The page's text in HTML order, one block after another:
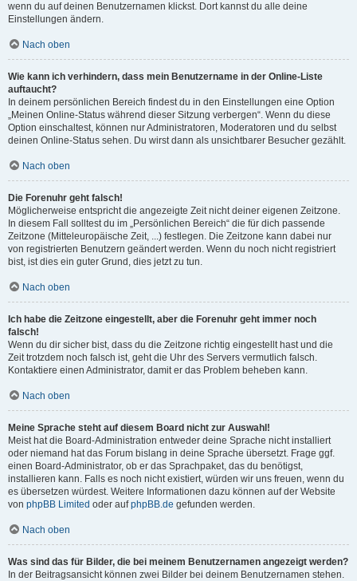
wenn du auf deinen Benutzernamen klickst. Dort kannst du alle deine
Einstellungen ändern.
Nach oben
Wie kann ich verhindern, dass mein Benutzername in der Online-Liste
auftaucht?
In deinem persönlichen Bereich findest du in den Einstellungen eine Option
„Meinen Online-Status während dieser Sitzung verbergen“. Wenn du diese
Option einschaltest, können nur Administratoren, Moderatoren und du selbst
deinen Online-Status sehen. Du wirst dann als unsichtbarer Besucher gezählt.
Nach oben
Die Forenuhr geht falsch!
Möglicherweise entspricht die angezeigte Zeit nicht deiner eigenen Zeitzone.
In diesem Fall solltest du im „Persönlichen Bereich“ die für dich passende
Zeitzone (Mitteleuropäische Zeit, ...) festlegen. Die Zeitzone kann dabei nur
von registrierten Benutzern geändert werden. Wenn du noch nicht registriert
bist, ist dies ein guter Grund, dies jetzt zu tun.
Nach oben
Ich habe die Zeitzone eingestellt, aber die Forenuhr geht immer noch
falsch!
Wenn du dir sicher bist, dass du die Zeitzone richtig eingestellt hast und die
Zeit trotzdem noch falsch ist, geht die Uhr des Servers vermutlich falsch.
Kontaktiere einen Administrator, damit er das Problem beheben kann.
Nach oben
Meine Sprache steht auf diesem Board nicht zur Auswahl!
Meist hat die Board-Administration entweder deine Sprache nicht installiert
oder niemand hat das Forum bislang in deine Sprache übersetzt. Frage ggf.
einen Board-Administrator, ob er das Sprachpaket, das du benötigst,
installieren kann. Falls es noch nicht existiert, würden wir uns freuen, wenn du
es übersetzen würdest. Weitere Informationen dazu können auf der Website
von phpBB Limited oder aufphpBB.de gefunden werden.
Nach oben
Was sind das für Bilder, die bei meinem Benutzernamen angezeigt werden?
In der Beitragsansicht können zwei Bilder bei deinem Benutzernamen stehen.